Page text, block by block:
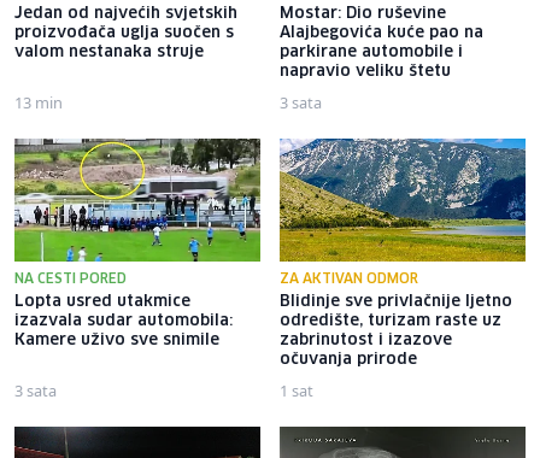
Jedan od najvećih svjetskih
proizvođača uglja suočen s
valom nestanaka struje
13 min
Mostar: Dio ruševine
Alajbegovića kuće pao na
parkirane automobile i
napravio veliku štetu
3 sata
NA CESTI PORED
Lopta usred utakmice
izazvala sudar automobila:
Kamere uživo sve snimile
3 sata
ZA AKTIVAN ODMOR
Blidinje sve privlačnije ljetno
odredište, turizam raste uz
zabrinutost i izazove
očuvanja prirode
1 sat